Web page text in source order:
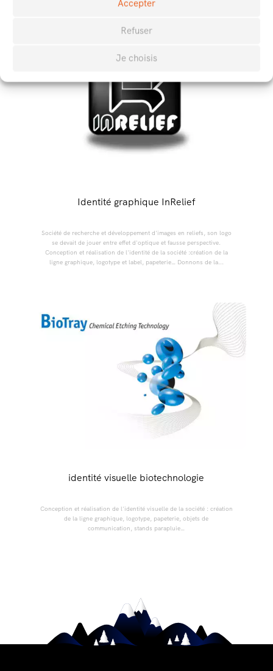
Accepter
Refuser
Je choisis
Identité graphique InRelief
Société de recherche et développement d'images en reliefs, son logo
se devait de jouer entre effet d'optique et fausse perspective.
Conception et réalisation de l'identité de la société :création de la
ligne graphique, logotype et label, papeterie… Donnons de la...
identité visuelle biotechnologie
Conception et réalisation de l'identité visuelle de la société : création
de la ligne graphique, logotype, papeterie, objets de
communication, stands parapluie…